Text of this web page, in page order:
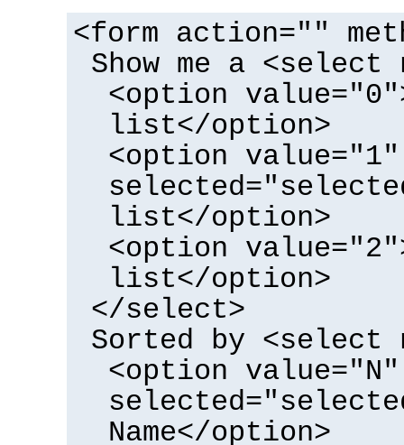
<form action=""
Show me a <select
<option
list</option>
<option value="1"
list</option>
<option
list</option>
</select>
Sorted by <select
<option value="N"
Name</option>